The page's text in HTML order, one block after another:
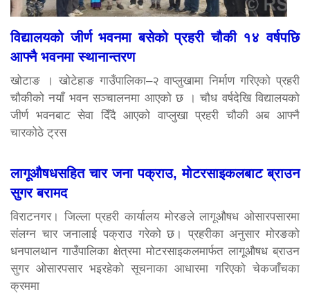
विद्यालयको जीर्ण भवनमा बसेको प्रहरी चौकी १४ वर्षपछि
आफ्नै भवनमा स्थानान्तरण
खोटाङ । खोटेहाङ गाउँपालिका–२ वाप्लुखामा निर्माण गरिएको प्रहरी
चौकीको नयाँ भवन सञ्चालनमा आएको छ । चौध वर्षदेखि विद्यालयको
जीर्ण भवनबाट सेवा दिँदै आएको वाप्लुखा प्रहरी चौकी अब आफ्नै
चारकोठे ट्रस
लागूऔषधसहित चार जना पक्राउ, मोटरसाइकलबाट ब्राउन
सुगर बरामद
विराटनगर। जिल्ला प्रहरी कार्यालय मोरङले लागूऔषध ओसारपसारमा
संलग्न चार जनालाई पक्राउ गरेको छ। प्रहरीका अनुसार मोरङको
धनपालथान गाउँपालिका क्षेत्रमा मोटरसाइकलमार्फत लागूऔषध ब्राउन
सुगर ओसारपसार भइरहेको सूचनाका आधारमा गरिएको चेकजाँचका
क्रममा